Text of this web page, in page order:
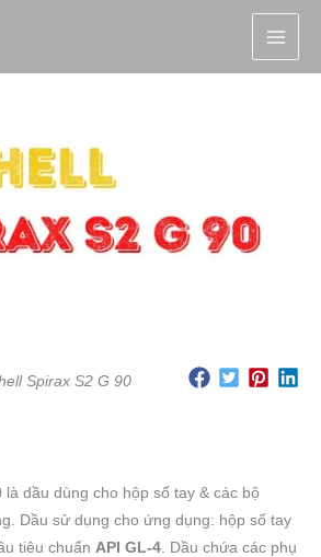
Spirax S2 G 90
là dầu dùng cho hộp số tay & các bộ
Dầu sử dụng cho ứng dụng: hộp số tay
tiêu chuẩn API GL-4 . Dầu chứa các phụ